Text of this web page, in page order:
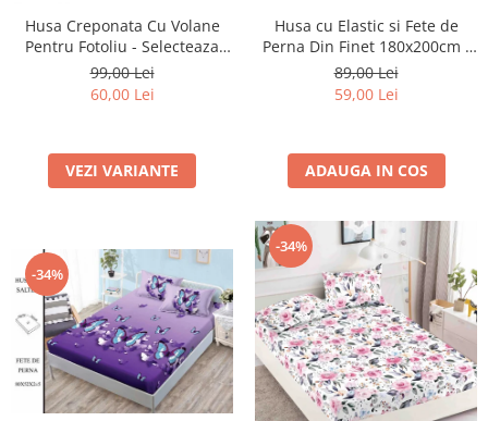
Husa Creponata Cu Volane
Pentru Fotoliu - Selecteaza
Culoarea Dorita
99,00 Lei
60,00 Lei
VEZI VARIANTE
Husa cu Elastic si Fete de
Perna Din Finet 180x200cm -
Alba Cu Fluturasi
89,00 Lei
59,00 Lei
ADAUGA IN COS
-34%
-34%